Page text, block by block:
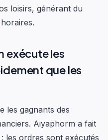
loisirs, générant du
exécute les
que les
les gagnants des
Aiyaphorm a fait
les ordres sont exécutés